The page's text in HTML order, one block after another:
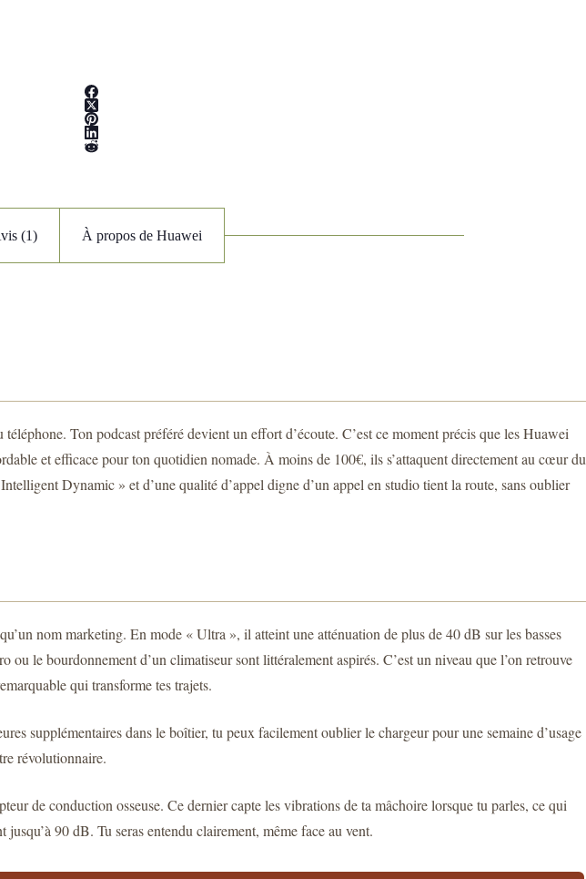
(1) À propos de Huawei
Ton podcast préféré devient un effort d’écoute. C’est ce moment précis que les Huawei
et efficace pour ton quotidien nomade. À moins de 100€, ils s’attaquent directement au cœur du
Dynamic » et d’une qualité d’appel digne d’un appel en studio tient la route, sans oublier
nom marketing. En mode « Ultra », il atteint une atténuation de plus de 40 dB sur les basses
le bourdonnement d’un climatiseur sont littéralement aspirés. C’est un niveau que l’on retrouve
qui transforme tes trajets.
supplémentaires dans le boîtier, tu peux facilement oublier le chargeur pour une semaine d’usage
révolutionnaire.
de conduction osseuse. Ce dernier capte les vibrations de ta mâchoire lorsque tu parles, ce qui
90 dB. Tu seras entendu clairement, même face au vent.